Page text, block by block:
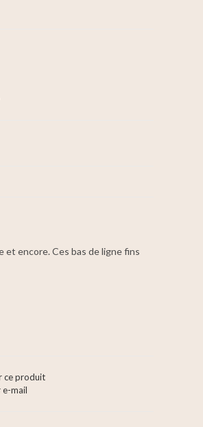
encore. Ces bas de ligne fins
ce produit
e-mail